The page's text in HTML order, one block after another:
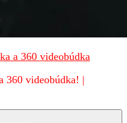
a 360 videobúdka
360 videobúdka! |